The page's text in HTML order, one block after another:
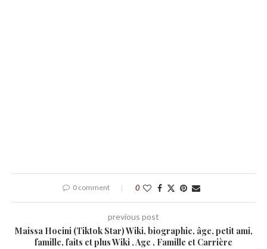
0 comment 0
previous post
Maissa Hocini (Tiktok Star) Wiki, biographie, âge, petit ami,
famille, faits et plus Wiki , Age , Famille et Carrière